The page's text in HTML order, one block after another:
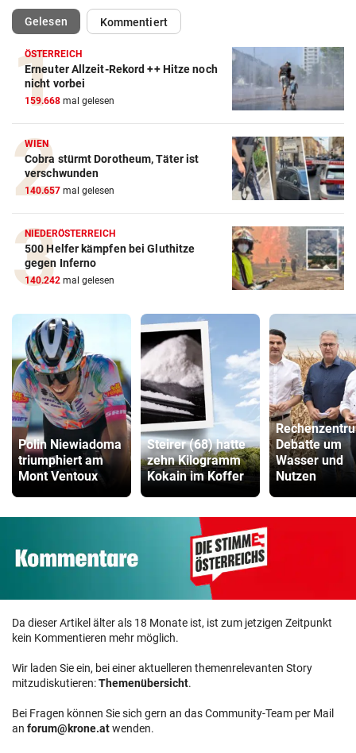
Gelesen(ausgewählt)Kommentiert
ÖSTERREICH
Erneuter Allzeit-Rekord ++ Hitze noch
nicht vorbei
159.668 mal gelesen
WIEN
Cobra stürmt Dorotheum, Täter ist
verschwunden
140.657 mal gelesen
NIEDERÖSTERREICH
500 Helfer kämpfen bei Gluthitze
gegen Inferno
140.242 mal gelesen
Polin Niewiadoma
triumphiert am
Mont Ventoux
Steirer (68) hatte
zehn Kilogramm
Kokain im Koffer
Debatte um
Wasser und
Nutzen
Da dieser Artikel älter als 18 Monate ist, ist zum jetzigen Zeitpunkt
kein Kommentieren mehr möglich.
Wir laden Sie ein, bei einer aktuelleren themenrelevanten Story
mitzudiskutieren:Themenübersicht.
Bei Fragen können Sie sich gern an das Community-Team per Mail
an forum@krone.atwenden.